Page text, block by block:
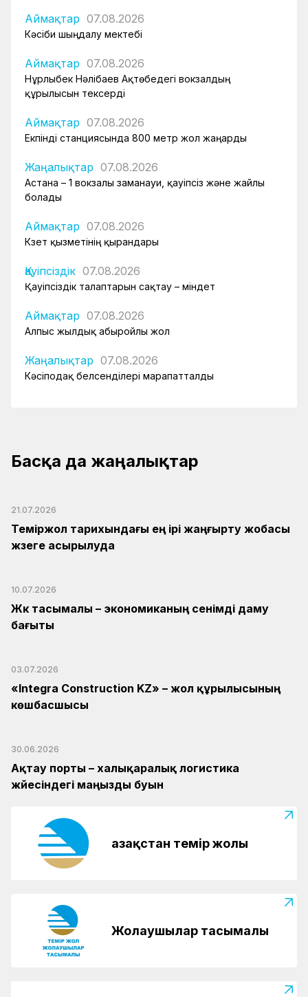
Аймақтар 07.08.2026
Кәсіби шыңдалу мектебі
Аймақтар 07.08.2026
Нұрлыбек Нәлібаев Ақтөбедегі вокзалдың
құрылысын тексерді
Аймақтар 07.08.2026
Екпінді станциясында 800 метр жол жаңарды
Жаңалықтар 07.08.2026
Астана – 1 вокзалы заманауи, қауіпсіз және жайлы
болады
Аймақтар 07.08.2026
Күзет қызметінің қырандары
Қауіпсіздік 07.08.2026
Қауіпсіздік талаптарын сақтау – міндет
Аймақтар 07.08.2026
Алпыс жылдық абыройлы жол
Жаңалықтар 07.08.2026
Кәсіподақ белсенділері марапатталды
Басқа да жаңалықтар
21.07.2026
Теміржол тарихындағы ең ірі жаңғырту жобасы
жүзеге асырылуда
10.07.2026
Жүк тасымалы – экономиканың сенімді даму
бағыты
03.07.2026
«Integra Construction KZ» – жол құрылысының
көшбасшысы
30.06.2026
Ақтау порты – халықаралық логистика
жүйесіндегі маңызды буын
Қазақстан темір жолы
Жолаушылар тасымалы